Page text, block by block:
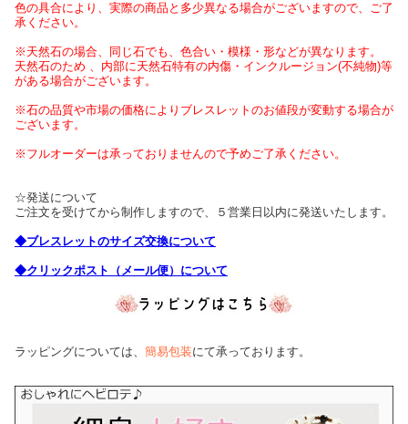
色の具合により、実際の商品と多少異なる場合がございますので、ご了
承ください。
※天然石の場合、同じ石でも、色合い・模様・形などが異なります。
天然石のため 、内部に天然石特有の内傷・インクルージョン(不純物)等
がある場合がございます。
※石の品質や市場の価格によりブレスレットのお値段が変動する場合が
ございます。
※フルオーダーは承っておりませんので予めご了承ください。
☆発送について
ご注文を受けてから制作しますので、５営業日以内に発送いたします。
◆ブレスレットのサイズ交換について
◆クリックポスト（メール便）について
ラッピングについては、 簡易包装にて承っております。